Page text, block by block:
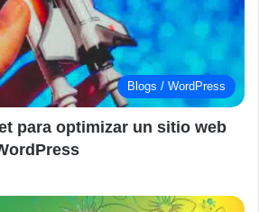
Blogs / WordPress
para optimizar un sitio web